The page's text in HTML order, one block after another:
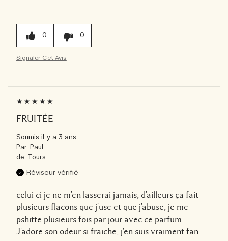
0 0
Signaler Cet Avis
FRUITÉE
Soumisil y a 3 ans
Par Paul
de Tours
Réviseur vérifié
celui ci je ne m'en lasserai jamais, d'ailleurs ça fait
plusieurs flacons que j'use et que j'abuse, je me
pshitte plusieurs fois par jour avec ce parfum.
J'adore son odeur si fraiche, j'en suis vraiment fan